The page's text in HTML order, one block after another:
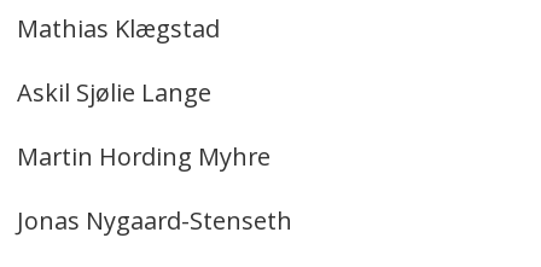
Mathias Klægstad
Askil Sjølie Lange
Martin Hording Myhre
Jonas Nygaard-Stenseth